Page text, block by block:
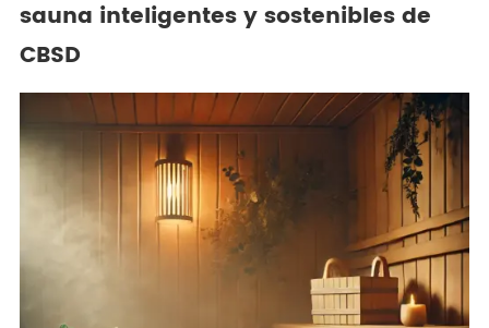
sauna inteligentes y sostenibles de
CBSD